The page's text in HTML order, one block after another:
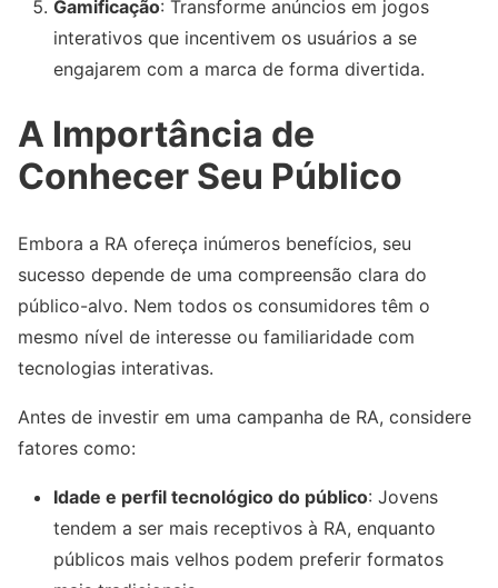
Gamificação: Transforme anúncios em jogos
interativos que incentivem os usuários a se
engajarem com a marca de forma divertida.
A Importância de
Conhecer Seu Público
Embora a RA ofereça inúmeros benefícios, seu
sucesso depende de uma compreensão clara do
público-alvo. Nem todos os consumidores têm o
mesmo nível de interesse ou familiaridade com
tecnologias interativas.
Antes de investir em uma campanha de RA, considere
fatores como:
Idade e perfil tecnológico do público: Jovens
tendem a ser mais receptivos à RA, enquanto
públicos mais velhos podem preferir formatos